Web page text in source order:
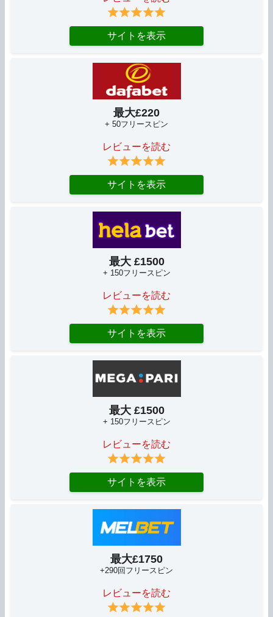
サイトを表示
最大£220
+ 50フリースピン
レビューを読む
サイトを表示
最大 £1500
+ 150フリースピン
レビューを読む
サイトを表示
最大 £1500
+ 150フリースピン
レビューを読む
サイトを表示
最大£1750
+290回フリースピン
レビューを読む